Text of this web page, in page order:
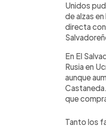
Unidos
de alzas
directa
En El
Rusia en
aunque
que
Tanto los